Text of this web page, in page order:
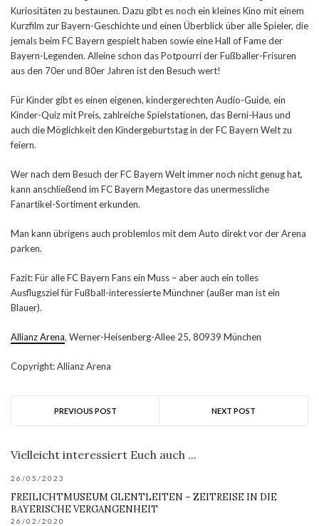
Kuriositäten zu bestaunen. Dazu gibt es noch ein kleines Kino mit einem
Kurzfilm zur Bayern-Geschichte und einen Überblick über alle Spieler, die
jemals beim FC Bayern gespielt haben sowie eine Hall of Fame der
Bayern-Legenden. Alleine schon das Potpourri der Fußballer-Frisuren
aus den 70er und 80er Jahren ist den Besuch wert!
Für Kinder gibt es einen eigenen, kindergerechten Audio-Guide, ein
Kinder-Quiz mit Preis, zahlreiche Spielstationen, das Berni-Haus und
auch die Möglichkeit den Kindergeburtstag in der FC Bayern Welt zu
feiern.
Wer nach dem Besuch der FC Bayern Welt immer noch nicht genug hat,
kann anschließend im FC Bayern Megastore das unermessliche
Fanartikel-Sortiment erkunden.
Man kann übrigens auch problemlos mit dem Auto direkt vor der Arena
parken.
Fazit: Für alle FC Bayern Fans ein Muss – aber auch ein tolles
Ausflugsziel für Fußball-interessierte Münchner (außer man ist ein
Blauer).
Allianz Arena, Werner-Heisenberg-Allee 25, 80939 München
Copyright: Allianz Arena
PREVIOUS POST NEXT POST
Vielleicht interessiert Euch auch ...
26/05/2023
FREILICHTMUSEUM GLENTLEITEN – ZEITREISE IN DIE
BAYERISCHE VERGANGENHEIT
26/02/2020